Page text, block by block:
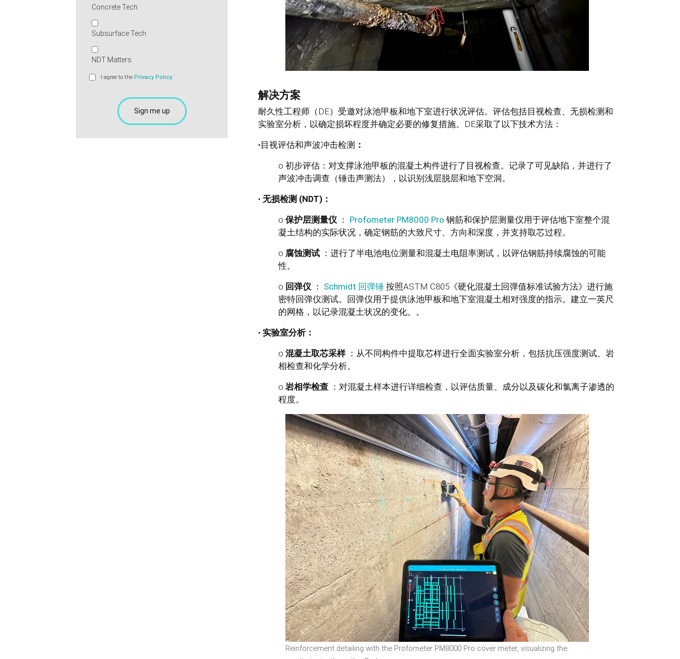
Concrete Tech
Subsurface Tech
NDT Matters
I agree to the Privacy Policy.
解决方案
耐久性工程师（DE）受邀对泳池甲板和地下室进行状况评估。评估包括目视检查、无损检测和
实验室分析，以确定损坏程度并确定必要的修复措施。DE采取了以下技术方法：
•目视评估和声波冲击检测 ：
o 初步评估： 对支撑泳池甲板的混凝土构件进行了目视检查。记录了可见缺陷，并进行了
声波冲击调查（锤击声测法），以识别浅层脱层和地下空洞。
• 无损检测 (NDT)：
o 保护层测量仪 ： Profometer PM8000 Pro 钢筋和保护层测量仪用于评估地下室整个混
凝土结构的实际状况，确定钢筋的大致尺寸、方向和深度，并支持取芯过程。
o 腐蚀测试 ：进行了半电池电位测量和混凝土电阻率测试，以评估钢筋持续腐蚀的可能
性。
o 回弹仪 ： Schmidt 回弹锤 按照ASTM C805《硬化混凝土回弹值标准试验方法》进行施
密特回弹仪测试。回弹仪用于提供泳池甲板和地下室混凝土相对强度的指示。建立一英尺
的网格，以记录混凝土状况的变化。 。
• 实验室分析：
o 混凝土取芯采样： 从不同构件中提取芯样进行全面实验室分析，包括抗压强度测试、岩
相检查和化学分析。
o 岩相学检查 ： 对混凝土样本进行详细检查，以评估质量、成分以及碳化和氯离子渗透的
程度。
Reinforcement detailing with the Profometer PM8000 Pro cover meter, visualizing the